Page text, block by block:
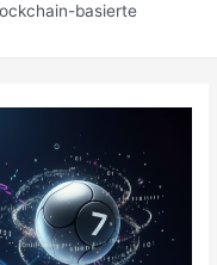
basierte